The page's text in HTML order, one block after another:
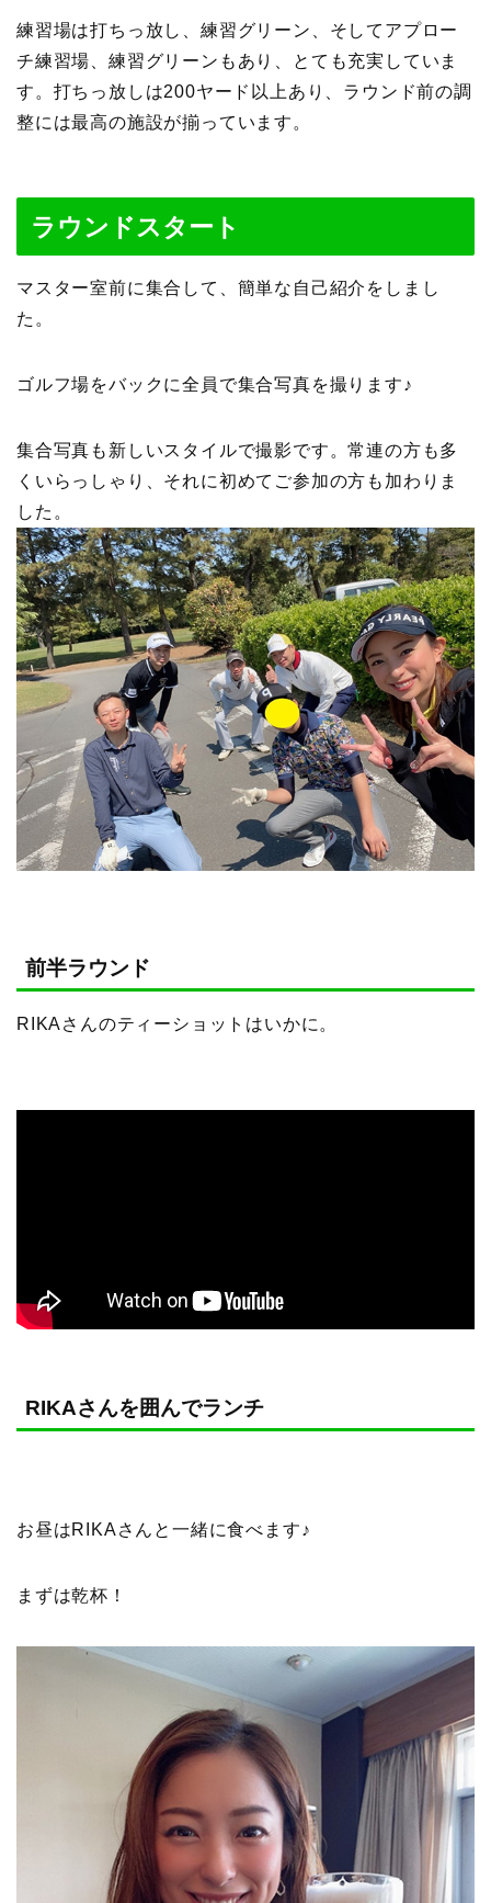
練習場は打ちっ放し、練習グリーン、そしてアプロー
チ練習場、練習グリーンもあり、とても充実していま
す。打ちっ放しは200ヤード以上あり、ラウンド前の調
整には最高の施設が揃っています。
ラウンドスタート
マスター室前に集合して、簡単な自己紹介をしまし
た。
ゴルフ場をバックに全員で集合写真を撮ります♪
集合写真も新しいスタイルで撮影です。常連の方も多
くいらっしゃり、それに初めてご参加の方も加わりま
した。
前半ラウンド
RIKAさんのティーショットはいかに。
RIKAさんを囲んでランチ
お昼はRIKAさんと一緒に食べます♪
まずは乾杯！